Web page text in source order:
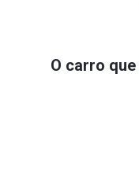
O carro que